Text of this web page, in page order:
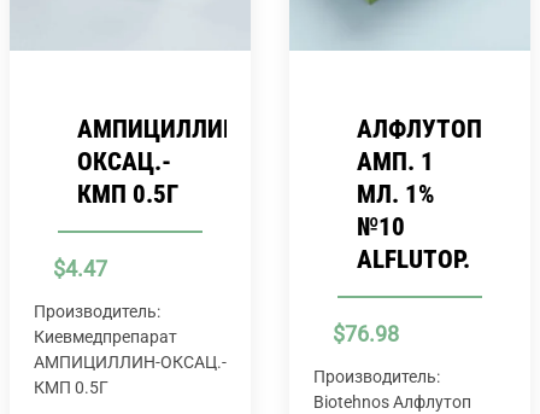
АМПИЦИЛЛИН-
ОКСАЦ.-
КМП 0.5Г
$4.47
Производитель:
Киевмедпрепарат
АМПИЦИЛЛИН-ОКСАЦ.-
КМП 0.5Г
АЛФЛУТОП
АМП. 1
МЛ. 1%
№10
ALFLUTOP.
$76.98
Производитель:
Biotehnos Алфлутоп